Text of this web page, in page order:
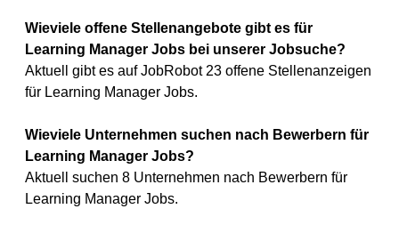
Wieviele offene Stellenangebote gibt es für
Learning Manager Jobs bei unserer Jobsuche?
Aktuell gibt es auf JobRobot 23 offene Stellenanzeigen
für Learning Manager Jobs.
Wieviele Unternehmen suchen nach Bewerbern für
Learning Manager Jobs?
Aktuell suchen 8 Unternehmen nach Bewerbern für
Learning Manager Jobs.